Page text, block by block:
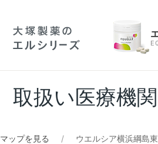
取扱い医療機
マップを見る ウエルシア横浜綱島